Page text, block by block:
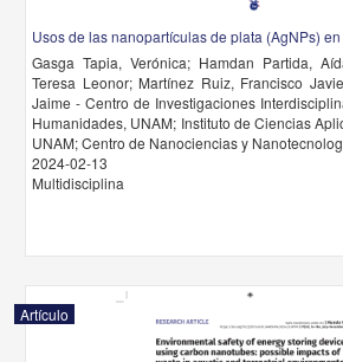
Usos de las nanopartículas de plata (AgNPs)
Gasga Tapia, Verónica; Hamdan Partida,
Teresa Leonor; Martínez Ruiz, Francisco
Jaime - Centro de Investigaciones
Humanidades, UNAM; Instituto de Ciencias
UNAM; Centro de Nanociencias y
2024-02-13
Multidisciplina
Artículo